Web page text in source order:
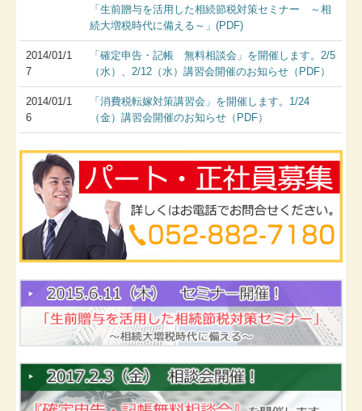
「生前贈与を活用した相続節税対策セミナー ～相
続大増税時代に備える～」(PDF)
2014/01/1
7
「確定申告・記帳 無料相談会」を開催します。2/5
（水）、2/12（水）講習会開催のお知らせ（PDF）
2014/01/1
6
「消費税転嫁対策講習会」を開催します。1/24
（金）講習会開催のお知らせ（PDF）